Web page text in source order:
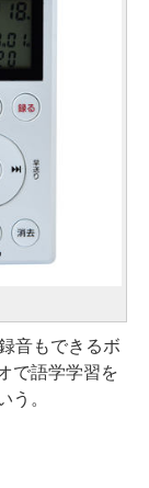
音もできるボ
で語学学習を
う。